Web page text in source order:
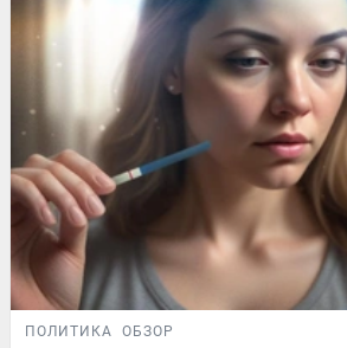
ПОЛИТИКА ОБЗОР